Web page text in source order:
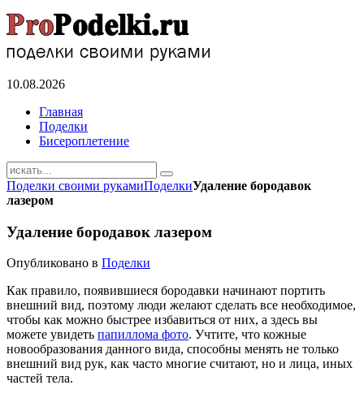
10.08.2026
Главная
Поделки
Бисероплетение
Поделки своими рукамиПоделкиУдаление бородавок
лазером
Удаление бородавок лазером
Опубликовано в Поделки
Как правило, появившиеся бородавки начинают портить
внешний вид, поэтому люди желают сделать все необходимое,
чтобы как можно быстрее избавиться от них, а здесь вы
можете увидеть папиллома фото. Учтите, что кожные
новообразования данного вида, способны менять не только
внешний вид рук, как часто многие считают, но и лица, иных
частей тела.